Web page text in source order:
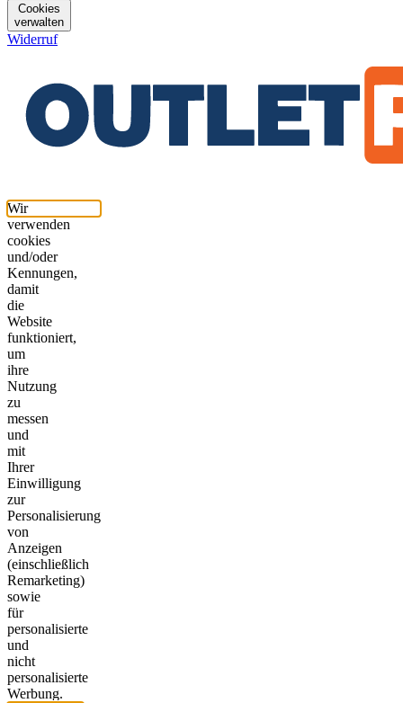
Cookies
verwalten
Widerruf
Wir
verwenden
cookies
und/oder
Kennungen,
damit
die
Website
funktioniert,
um
ihre
Nutzung
zu
messen
und
mit
Ihrer
Einwilligung
zur
Personalisierung
von
Anzeigen
(einschließlich
Remarketing)
sowie
für
personalisierte
und
nicht
personalisierte
Werbung.